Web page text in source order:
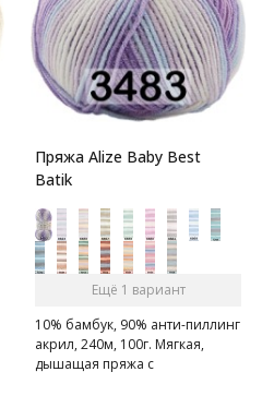
Пряжа Alize Baby Best
Batik
Ещё 1 вариант
10% бамбук, 90% анти-пиллинг
акрил, 240м, 100г. Мягкая,
дышащая пряжа с